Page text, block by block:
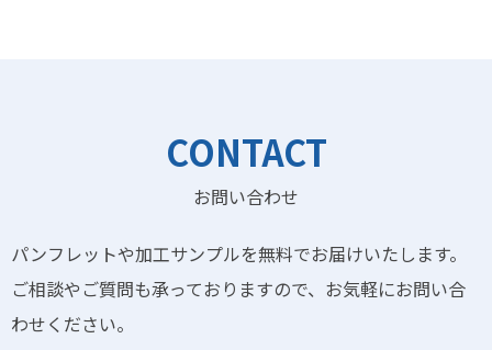
CONTACT
お問い合わせ
パンフレットや加工サンプルを無料でお届けいたします。
ご相談やご質問も承っておりますので、お気軽にお問い合
わせください。